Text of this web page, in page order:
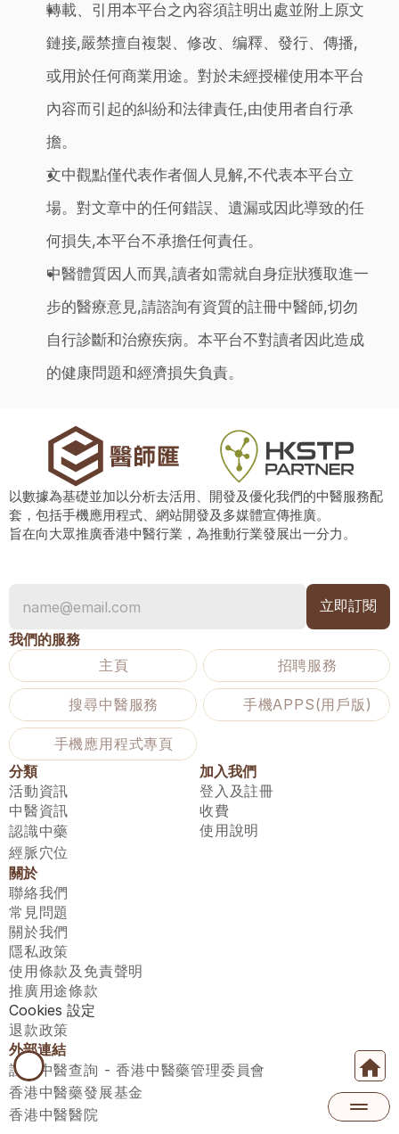
轉載、引用本平台之內容須註明出處並附上原文
鏈接,嚴禁擅自複製、修改、编釋、發行、傳播,
或用於任何商業用途。對於未經授權使用本平台
內容而引起的糾紛和法律責任,由使用者自行承
擔。
文中觀點僅代表作者個人見解,不代表本平台立
場。對文章中的任何錯誤、遺漏或因此導致的任
何損失,本平台不承擔任何責任。
中醫體質因人而異,讀者如需就自身症狀獲取進一
步的醫療意見,請諮詢有資質的註冊中醫師,切勿
自行診斷和治療疾病。本平台不對讀者因此造成
的健康問題和經濟損失負責。
以數據為基礎並加以分析去活用、開發及優化我們的中醫服務配
套，包括手機應用程式、網站開發及多媒體宣傳推廣。
旨在向大眾推廣香港中醫行業，為推動行業發展出一分力。
我們的服務
主頁
招聘服務
搜尋中醫服務 手機APPS(用戶版)
手機應用程式專頁
分類
活動資訊
中醫資訊
認識中藥
經脈穴位
加入我們
登入及註冊
收費
使用說明
關於
聯絡我們
常見問題
關於我們
隱私政策
使用條款及免責聲明
推廣用途條款
Cookies 設定
退款政策
外部連結
註冊中醫查詢 - 香港中醫藥管理委員會
香港中醫藥發展基金
香港中醫醫院